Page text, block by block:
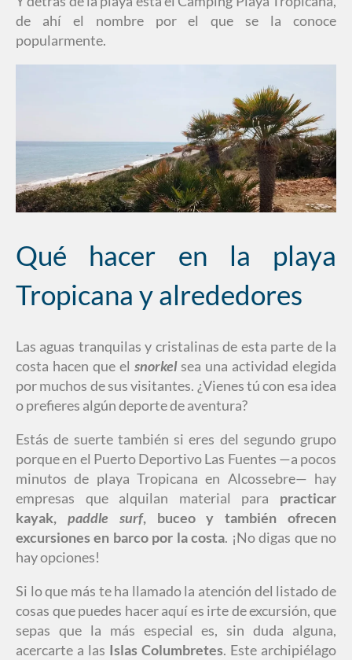
de ahí el nombre por el que se la conoce
popularmente.
Qué hacer en la playa
Tropicana y alrededores
Las aguas tranquilas y cristalinas de esta parte de la
costa hacen que el snorkelsea una actividad elegida
por muchos de sus visitantes. ¿Vienes tú con esa idea
o prefieres algún deporte de aventura?
Estás de suerte también si eres del segundo grupo
porque en el Puerto Deportivo Las Fuentes —a pocos
minutos de playa Tropicana en Alcossebre— hay
empresas que alquilan material para practicar
kayak, paddle surf, buceo y también ofrecen
excursiones en barco por la costa. ¡No digas que no
hay opciones!
Si lo que más te ha llamado la atención del listado de
cosas que puedes hacer aquí es irte de excursión, que
sepas que la más especial es, sin duda alguna,
acercarte a las Islas Columbretes. Este archipiélago